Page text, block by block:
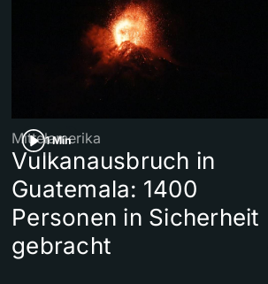
1 Min
Mittelamerika
Vulkanausbruch in
Guatemala: 1400
Personen in Sicherheit
gebracht